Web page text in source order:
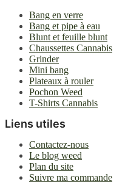
Bang en verre
Bang et pipe à eau
Blunt et feuille blunt
Chaussettes Cannabis
Grinder
Mini bang
Plateaux à rouler
Pochon Weed
T-Shirts Cannabis
Liens utiles
Contactez-nous
Le blog weed
Plan du site
Suivre ma commande